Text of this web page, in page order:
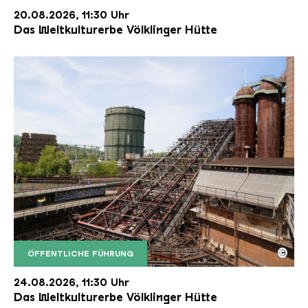
20.08.2026, 11:30 Uhr
Das Weltkulturerbe Völklinger Hütte
ÖFFENTLICHE FÜHRUNG
Der Erzschrägaufzug der Völklinger Hütte mit
Copyright: Weltkulturerbe Völklinger Hütte | Karl
©
24.08.2026, 11:30 Uhr
Das Weltkulturerbe Völklinger Hütte